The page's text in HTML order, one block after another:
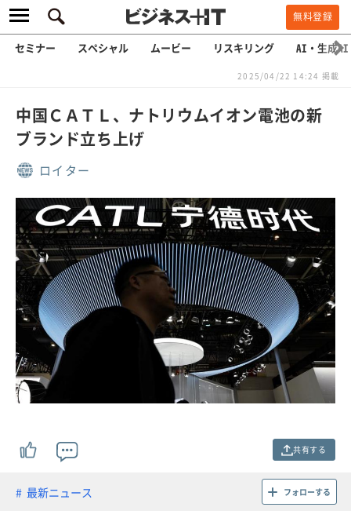
無料登録
セミナー スペシャル ムービー リスキリング AI・生成AI
2025/04/22 14:24 掲載
中国ＣＡＴＬ、ナトリウムイオン電池の新
ブランド立ち上げ
ロイター
共有する
最新ニュース フォローする